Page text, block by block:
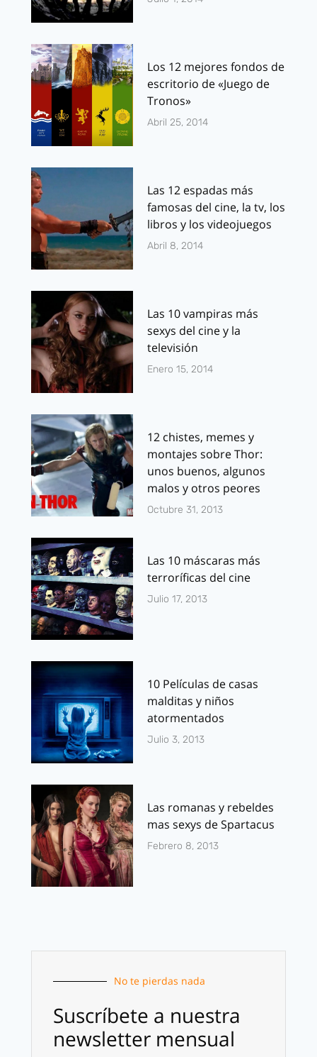
Los 12 mejores fondos de
escritorio de «Juego de
Tronos»
Abril 25, 2014
Las 12 espadas más
famosas del cine, la tv, los
libros y los videojuegos
Abril 8, 2014
Las 10 vampiras más
sexys del cine y la
televisión
Enero 15, 2014
12 chistes, memes y
montajes sobre Thor:
unos buenos, algunos
malos y otros peores
Octubre 31, 2013
Las 10 máscaras más
terroríficas del cine
Julio 17, 2013
10 Películas de casas
malditas y niños
atormentados
Julio 3, 2013
Las romanas y rebeldes
mas sexys de Spartacus
Febrero 8, 2013
No te pierdas nada
Suscríbete a nuestra
newsletter mensual